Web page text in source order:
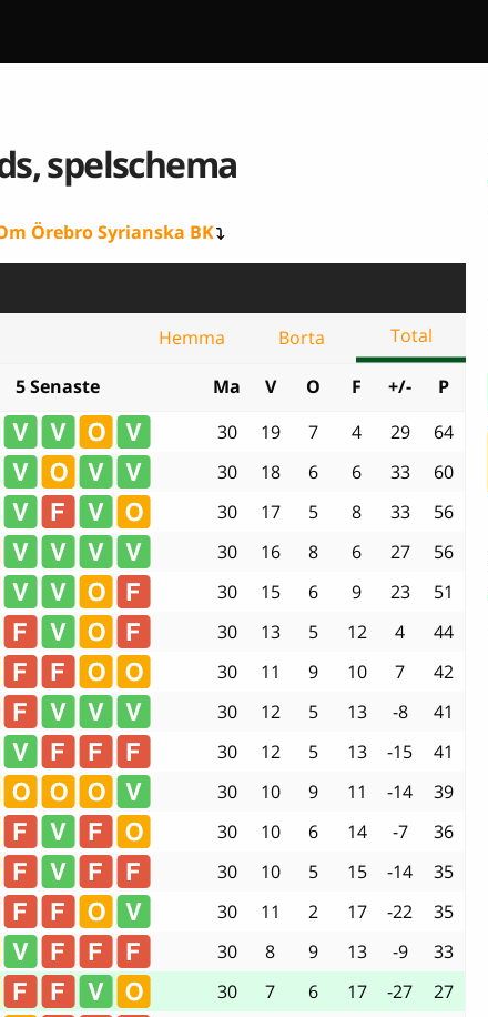
spelschema
Örebro Syrianska BK
Hemma Borta Total
5 Senaste Ma V O F +/-
P
30 19 7 4 29
64
30 18 6 6 33
60
30 17 5 8 33
56
30 16 8 6 27
56
30 15 6 9 23
51
30 13 5 12 4
44
30 11 9 10 7
42
30 12 5 13 -8
41
30 12 5 13 -15
41
30 10 9 11 -14
39
30 10 6 14 -7
36
30 10 5 15 -14
35
30 11 2 17 -22
35
30 8 9 13 -9
33
30 7 6 17 -27
27